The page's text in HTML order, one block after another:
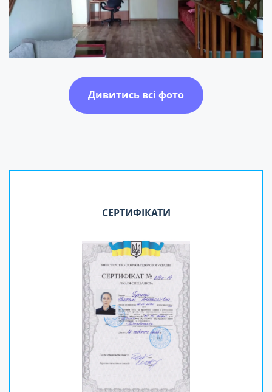
Дивитись всі фото
СЕРТИФІКАТИ